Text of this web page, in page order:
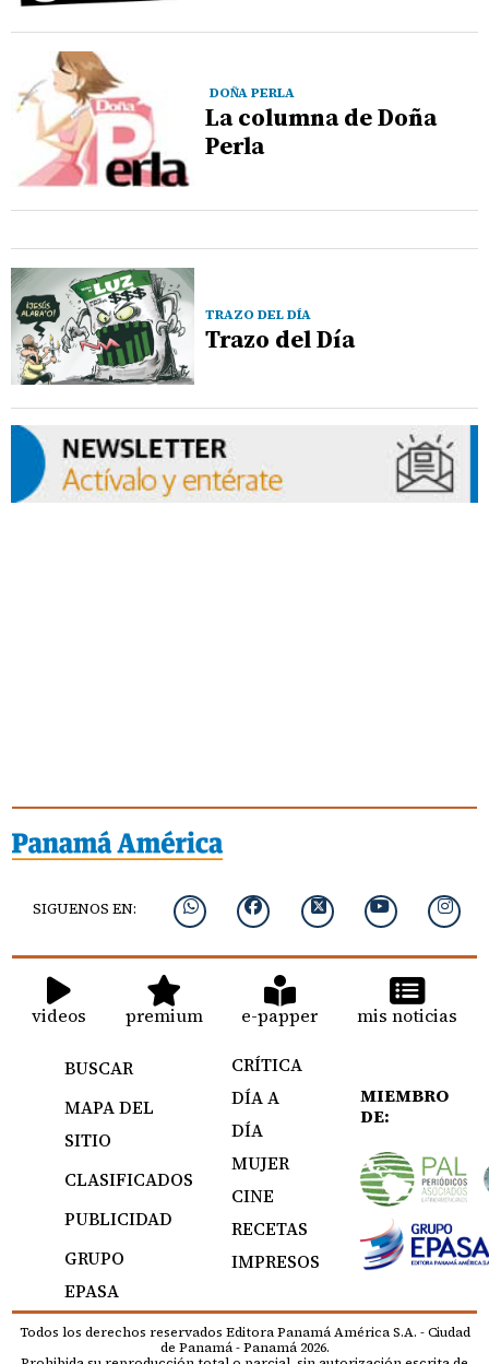
DOÑA PERLA
La columna de Doña
Perla
TRAZO DEL DÍA
Trazo del Día
SIGUENOS EN:
videos premium e-papper mis noticias
BUSCAR
MAPA DEL
SITIO
CLASIFICADOS
PUBLICIDAD
GRUPO
EPASA
CRÍTICA
DÍA A
DÍA
MUJER
CINE
RECETAS
IMPRESOS
MIEMBRO
DE:
Todos los derechos reservados Editora Panamá América S.A. - Ciudad
de Panamá - Panamá 2026.